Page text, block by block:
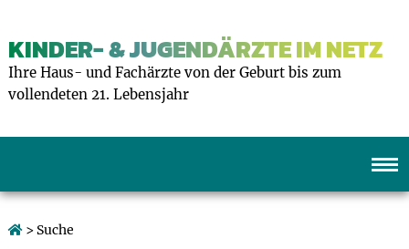
KINDER- & JUGENDÄRZTE IM NETZ
Ihre Haus- und Fachärzte von der Geburt bis zum
vollendeten 21. Lebensjahr
> Suche